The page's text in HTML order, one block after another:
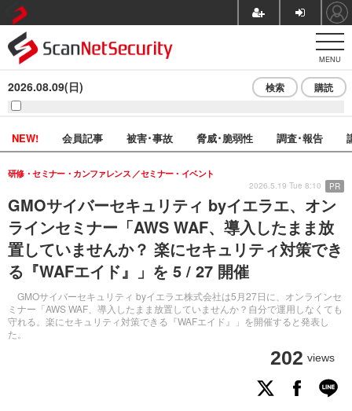
MENU
2026.08.09(日) 検索 購読
NEW! 会員記事 被害･事故 脅威･脆弱性 調査･報告
GMOサイバーセキュリティ byイエラエ、オン
ラインセミナー「AWS WAF、導入したまま放
置していませんか？ 楽にセキュリティ対策でき
る『WAFエイド』」を 5 / 27 開催
GMOサイバーセキュリティ byイエラエ株式会社は5月27日に、オンラインセ
ミナー「AWS WAF、導入したまま放置していませんか？自分で運用しなくても
守れる。楽にセキュリティ対策できる『WAFエイド』」を開催すると発表し
た。
研修・セミナー・カンファレンス セミナー・イベント
202 views
2026.5.19 Tue 8:10 PR